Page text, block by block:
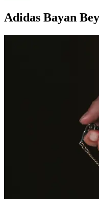
Adidas Bayan